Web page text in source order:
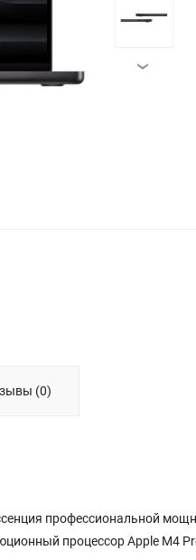
›
(0)
профессиональной
процессор Apple M4